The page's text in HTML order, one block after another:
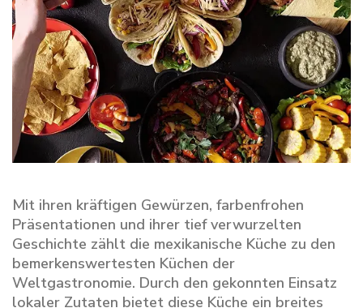
Mit ihren kräftigen Gewürzen, farbenfrohen
Präsentationen und ihrer tief verwurzelten
Geschichte zählt die mexikanische Küche zu den
bemerkenswertesten Küchen der
Weltgastronomie. Durch den gekonnten Einsatz
lokaler Zutaten bietet diese Küche ein breites